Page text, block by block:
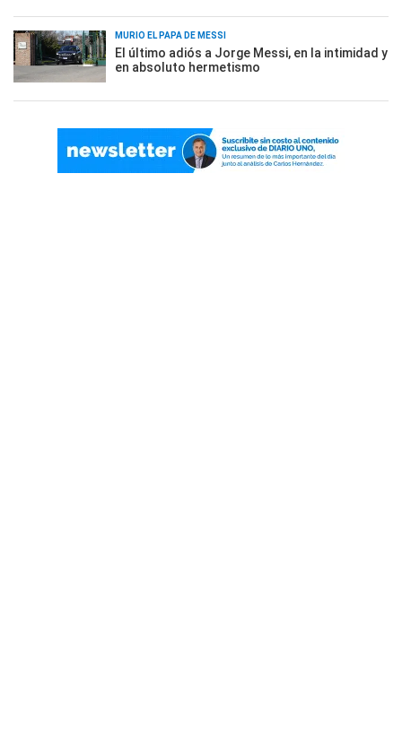
MURIÓ EL PAPÁ DE MESSI
El último adiós a Jorge Messi, en la intimidad y
en absoluto hermetismo